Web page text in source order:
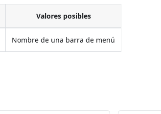
Valores posibles
Nombre de una barra de menú